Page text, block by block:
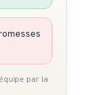
par la